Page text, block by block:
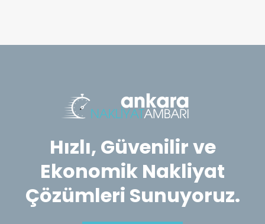
Hızlı, Güvenilir ve
Ekonomik Nakliyat
Çözümleri Sunuyoruz.